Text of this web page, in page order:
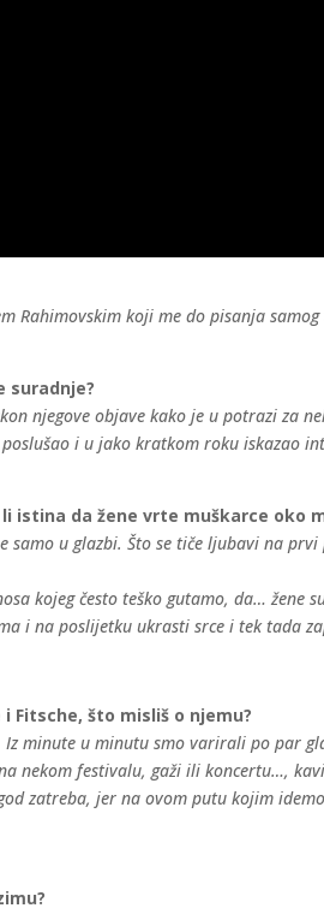
Rahimovskim koji me do pisanja
suradnje?
njegove objave kako je u potrazi za
i u jako kratkom roku iskazao
istina da žene vrte muškarce oko
u glazbi. Što se tiče ljubavi na
kojeg često teško gutamo, da… žene
i na poslijetku ukrasti srce i tek tada
Fitsche, što misliš o njemu?
minute u minutu smo varirali po par
nekom festivalu, gaži ili koncertu…,
zatreba, jer na ovom putu kojim